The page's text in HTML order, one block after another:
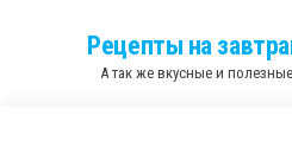
Рецепты на
А так же вкусные и